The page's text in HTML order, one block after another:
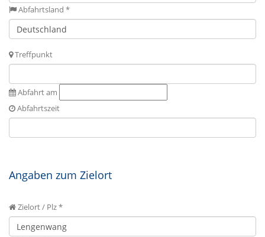
Abfahrtsland *
Treffpunkt
Abfahrt am
Abfahrtszeit
Angaben zum Zielort
Zielort / Plz *